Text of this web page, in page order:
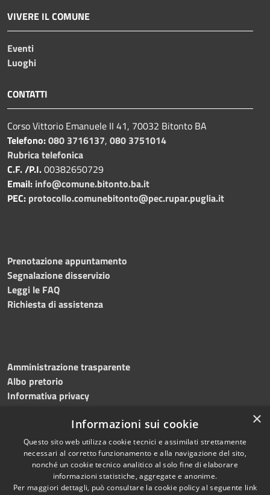
VIVERE IL COMUNE
Eventi
Luoghi
CONTATTI
Corso Vittorio Emanuele II 41, 70032 Bitonto BA
Telefono:080 3716137, 080 3751014
Rubrica telefonica
C.F. /P.I.00382650729
Email: info@comune.bitonto.ba.it
PEC: protocollo.comunebitonto@pec.rupar.puglia.it
Prenotazione appuntamento
Segnalazione disservizio
Leggi le FAQ
Richiesta di assistenza
Amministrazione trasparente
Albo pretorio
Informativa privacy
Dichiarazione di accessibilità Meccanismo di feedback
RSS
Copyright © 2026 • Comune di
×
Informazioni sui cookie
Questo sito web utilizza cookie tecnici e assimilati strettamente
necessari al corretto funzionamento e alla navigazione del sito,
nonché un cookie tecnico analitico al solo fine di elaborare
informazioni statistiche, aggregate e anonime.
Per maggiori dettagli, può consultare la cookie policy al seguente link